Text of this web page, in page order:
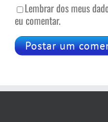
Lembrar dos meus
eu comentar.